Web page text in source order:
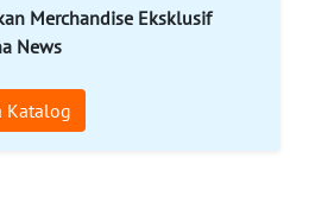
Merchandise Eksklusif
News
Katalog